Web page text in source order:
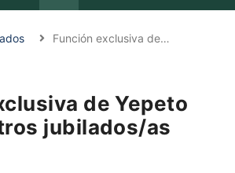
Función exclusiva de…
de Yepeto
jubilados/as